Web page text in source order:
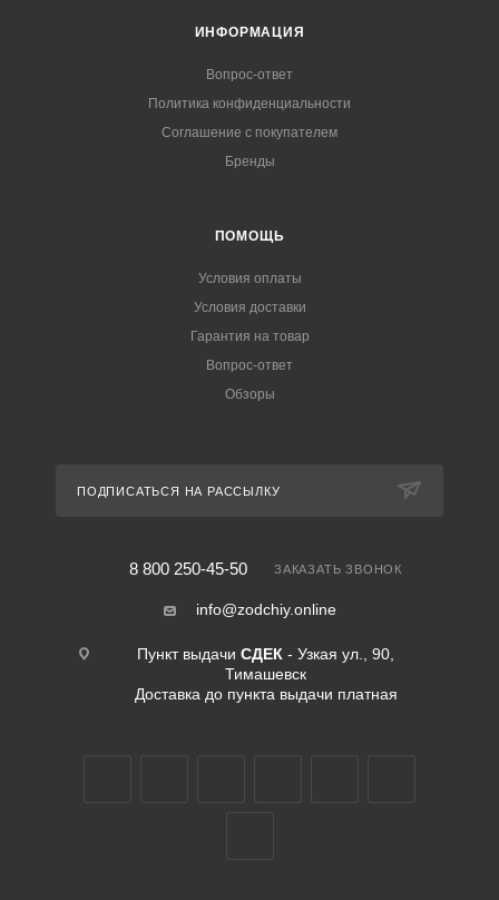
ИНФОРМАЦИЯ
Вопрос-ответ
Политика конфиденциальности
Соглашение с покупателем
Бренды
ПОМОЩЬ
Условия оплаты
Условия доставки
Гарантия на товар
Вопрос-ответ
Обзоры
ПОДПИСАТЬСЯ НА РАССЫЛКУ
8 800 250-45-50 ЗАКАЗАТЬ ЗВОНОК
info@zodchiy.online
Пункт выдачи СДЕК - Узкая ул., 90,
Тимашевск
Доставка до пункта выдачи платная